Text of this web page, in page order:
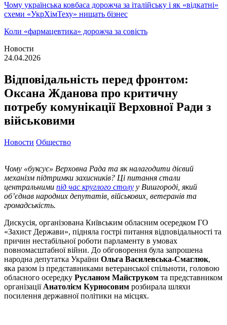
Чому українська ковбаса дорожча за італійську і як «відкатні»
схеми «УкрХімТеху» нищать бізнес
Коли «фармацевтика» дорожча за совість
Новости
24.04.2026
Відповідальність перед фронтом:
Оксана Жданова про критичну
потребу комунікації Верховної Ради з
військовими
Новости Общество
Чому «буксує» Верховна Рада та як налагодити дієвий
механізм підтримки захисників? Ці питання стали
центральними під час круглого столу у Вишгороді, який
об’єднав народних депутатів, військових, ветеранів та
громадськість.
Дискусія, організована Київським обласним осередком ГО
«Захист Держави», підняла гострі питання відповідальності та
причин нестабільної роботи парламенту в умовах
повномасштабної війни. До обговорення була запрошена
народна депутатка України Ольга Василевська-Смаглюк,
яка разом із представниками ветеранської спільноти, головою
обласного осередку Русланом Майструком та представником
організації Анатолієм Курносовим розбирала шляхи
посилення державної політики на місцях.